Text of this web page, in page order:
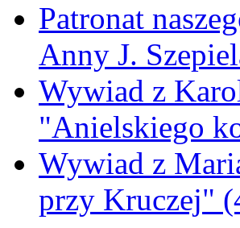
Patronat
Anny J.
Wywiad z
"Anielskiego
Wywiad z
przy Kruczej"